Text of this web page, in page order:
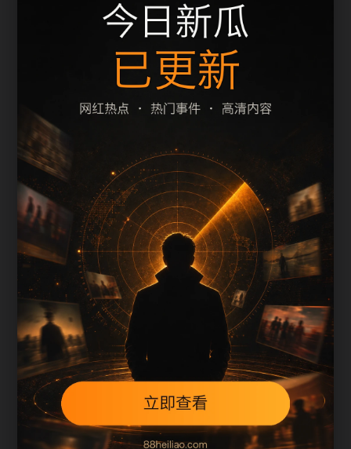
明星八卦最新进展检索指南
明星八卦最新进展热点问答
明星八卦最新进展专题索引
上一篇
每日更新节奏
明星八卦最新进展检索指南围绕sjml补充搜索场
景、栏目入口、图片说明和站内推荐。采集和生成
内容时采用少量、持续、错峰的方式，不同站点使
用不同标题角度，降低站群内容高度重复的风险。
本页不是单独堆叠关键词，而是把主题摘要、阅读
顺序、相关问题和继续浏览入口放在同一页面，帮
助移动端用户减少反复搜索，也让栏目页、内容页
和 sitemap 之间形成稳定的抓取路径。